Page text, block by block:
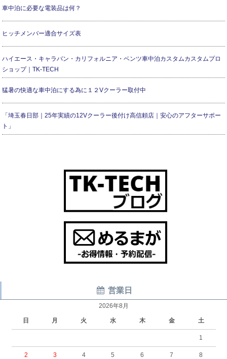
車中泊に必要な電装品は何？
ヒッチメンバー適合サイズ表
ハイエース・キャラバン・カリフォルニア・ベンツ車中泊カスタムカスタムプロ
ショップ｜TK-TECH
猛暑の快適な車中泊にする為に１２Vクーラー取付中
「埼玉春日部｜25年実績の12Vクーラー後付け高信頼店｜安心のアフターサポー
ト」
営業日
2026年8月
日 月 火 水 木 金 土
1
2 3 4 5 6 7 8